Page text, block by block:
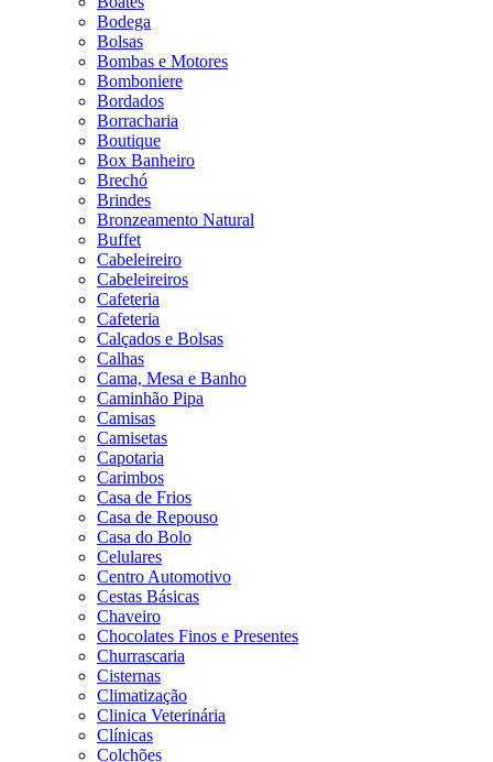
Bodega
Bolsas
Bombas e Motores
Bomboniere
Bordados
Borracharia
Boutique
Box Banheiro
Brechó
Brindes
Bronzeamento Natural
Buffet
Cabeleireiro
Cabeleireiros
Cafeteria
Cafeteria
Calçados e Bolsas
Calhas
Cama, Mesa e Banho
Caminhão Pipa
Camisas
Camisetas
Capotaria
Carimbos
Casa de Frios
Casa de Repouso
Casa do Bolo
Celulares
Centro Automotivo
Cestas Básicas
Chaveiro
Chocolates Finos e Presentes
Churrascaria
Cisternas
Climatização
Clinica Veterinária
Clínicas
Colchões